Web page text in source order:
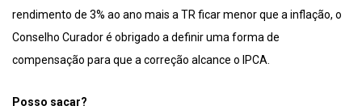
rendimento de 3% ao ano mais a TR ficar menor que a inflação, o
Conselho Curador é obrigado a definir uma forma de
compensação para que a correção alcance o IPCA.
Posso sacar?